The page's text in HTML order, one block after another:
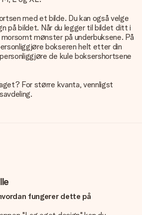
med et bilde. Du kan også velge
på bildet. Når du legger til bildet ditt i
mønster på underbuksene. På
bokseren helt etter din
de kule boksershortsene
For større kvanta, vennligst
fungerer dette på